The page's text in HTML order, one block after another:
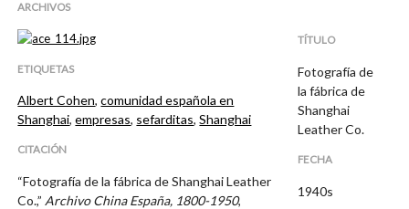
ARCHIVOS
ETIQUETAS
Albert Cohen,comunidad española en
Shanghai,empresas, sefarditas,Shanghai
CITACIÓN
“Fotografía de la fábrica de Shanghai Leather
Co.,” Archivo China España, 1800-1950,
TÍTULO
Fotografía de
la fábrica de
Shanghai
Leather Co.
FECHA
1940s